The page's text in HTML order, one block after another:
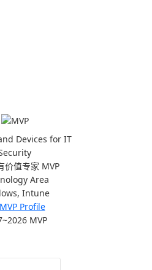
Devices for IT
价值专家 MVP
Area
Intune
Profile
MVP